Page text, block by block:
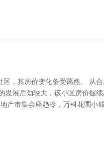
，其房价变化备受蔼然。 从合
发展后劲较大，该小区房价握
产市集会座趋冷，万科花圃小